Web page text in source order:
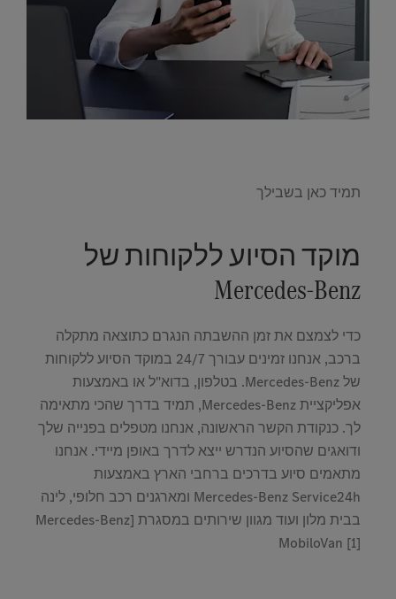
תמיד כאן בשבילך
מוקד הסיוע ללקוחות של
Mercedes-Benz
כדי לצמצם את זמן ההשבתה הנגרם כתוצאה מתקלה
ברכב, אנחנו זמינים עבורך 24/7 במוקד הסיוע ללקוחות
של Mercedes-Benz. בטלפון, בדוא"ל או באמצעות
אפליקציית Mercedes-Benz, תמיד בדרך שהכי מתאימה
לך. כנקודת הקשר הראשונה, אנחנו מטפלים בפנייה שלך
ודואגים שהסיוע הנדרש ייצא לדרך באופן מיידי. אנחנו
מתאמים סיוע בדרכים ברחבי הארץ באמצעות
Mercedes-Benz Service24h ומארגנים רכב חלופי, לינה
בבית מלון ועוד מגוון שירותים במסגרת [Mercedes-Benz
MobiloVan [1]